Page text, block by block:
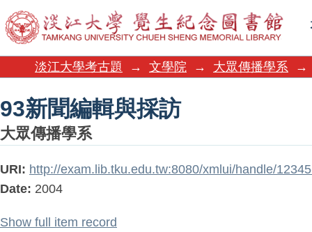
93新聞編輯與採訪
淡江大學考古題 → 文學院 → 大眾傳播學系 →
93新聞編輯與採訪
大眾傳播學系
URI: http://exam.lib.tku.edu.tw:8080/xmlui/handle/
Date: 2004
Show full item record